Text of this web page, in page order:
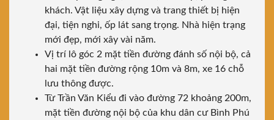
khách. Vật liệu xây dựng và trang thiết bị hiện
đại, tiện nghi, ốp lát sang trọng. Nhà hiện trạng
mới đẹp, mới xây vài năm.
Vị trí lô góc 2 mặt tiền đường đánh số nội bộ, cả
hai mặt tiền đường rộng 10m và 8m, xe 16 chỗ
lưu thông được.
Từ Trần Văn Kiểu đi vào đường 72 khoảng 200m,
mặt tiền đường nội bộ của khu dân cư Bình Phú